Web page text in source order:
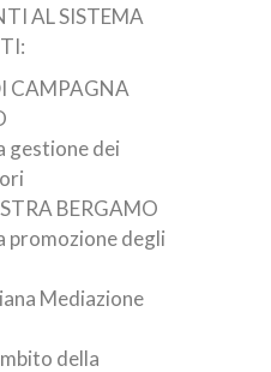
AL SISTEMA
CAMPAGNA
gestione dei
BERGAMO
promozione degli
Mediazione
della